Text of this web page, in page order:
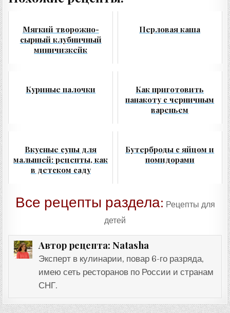
Мягкий творожно-
сырный клубничный
миничизкейк
Перловая каша
Куриные палочки
Как приготовить
панакоту с черничным
вареньем
Вкусные супы для
малышей: рецепты, как
в детском саду
Бутерброды с яйцом и
помидорами
Все рецепты раздела: Рецепты для
детей
Автор рецепта: Natasha
Эксперт в кулинарии, повар 6-го разряда,
имею сеть ресторанов по России и странам
СНГ.